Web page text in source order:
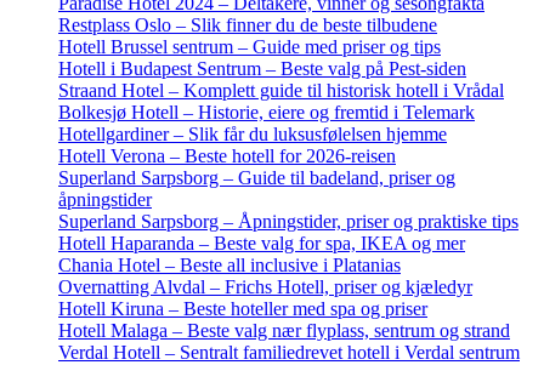
Restplass Oslo – Slik finner du de beste tilbudene
Hotell Brussel sentrum – Guide med priser og tips
Hotell i Budapest Sentrum – Beste valg på Pest-siden
Straand Hotel – Komplett guide til historisk hotell i Vrådal
Bolkesjø Hotell – Historie, eiere og fremtid i Telemark
Hotellgardiner – Slik får du luksusfølelsen hjemme
Hotell Verona – Beste hotell for 2026-reisen
Superland Sarpsborg – Guide til badeland, priser og
åpningstider
Superland Sarpsborg – Åpningstider, priser og praktiske tips
Hotell Haparanda – Beste valg for spa, IKEA og mer
Chania Hotel – Beste all inclusive i Platanias
Overnatting Alvdal – Frichs Hotell, priser og kjæledyr
Hotell Kiruna – Beste hoteller med spa og priser
Hotell Malaga – Beste valg nær flyplass, sentrum og strand
Verdal Hotell – Sentralt familiedrevet hotell i Verdal sentrum